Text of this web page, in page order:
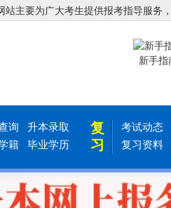
站主要为广大考生提供报考指导服务
新手指
询
升本录取
籍
毕业学历
复
习
考试动态
复习资料